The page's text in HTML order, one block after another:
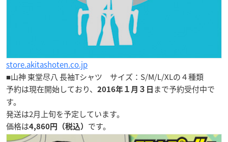
store.akitashoten.co.jp
■山神 東堂尽八 長袖Tシャツ サイズ： S/M/L/XLの４種類
予約は現在開始しており、
2016年１月３日 まで予約受付中で
す。
発送は2月上旬を予定しています。
価格は4,860円（税込） です。